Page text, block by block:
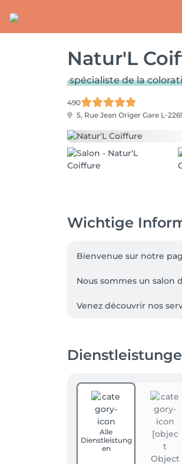
Natur'L
spécialiste de la
490
5, Rue Jean Origer Gare L-
Wichtige
Bienvenue sur notre
Nous sommes un salon
Venez découvrir nos
Nouveautés pour les
Une carte bancaire est
du RDV, le paiement
Alle
Dienstleistung
en